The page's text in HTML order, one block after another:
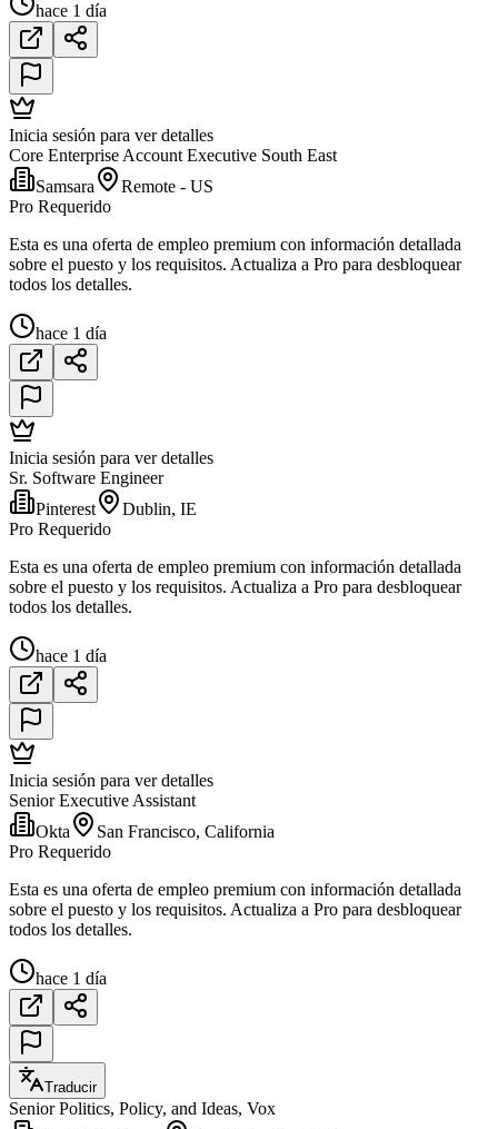
hace 1 día
Inicia sesión para ver detalles
Core Enterprise Account Executive South East
Samsara
Remote - US
Pro Requerido
Esta es una oferta de empleo premium con información detallada
sobre el puesto y los requisitos. Actualiza a Pro para desbloquear
todos los detalles.
hace 1 día
Inicia sesión para ver detalles
Sr. Software Engineer
Pinterest
Dublin, IE
Pro Requerido
Esta es una oferta de empleo premium con información detallada
sobre el puesto y los requisitos. Actualiza a Pro para desbloquear
todos los detalles.
hace 1 día
Inicia sesión para ver detalles
Senior Executive Assistant
Okta
San Francisco, California
Pro Requerido
Esta es una oferta de empleo premium con información detallada
sobre el puesto y los requisitos. Actualiza a Pro para desbloquear
todos los detalles.
hace 1 día
Traducir
Senior Politics, Policy, and Ideas, Vox